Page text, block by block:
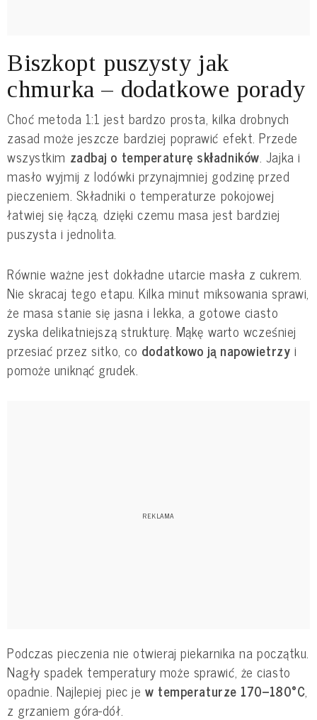
Biszkopt puszysty jak
chmurka – dodatkowe porady
Choć metoda 1:1 jest bardzo prosta, kilka drobnych
zasad może jeszcze bardziej poprawić efekt. Przede
wszystkim zadbaj o temperaturę składników. Jajka i
masło wyjmij z lodówki przynajmniej godzinę przed
pieczeniem. Składniki o temperaturze pokojowej
łatwiej się łączą, dzięki czemu masa jest bardziej
puszysta i jednolita.
Równie ważne jest dokładne utarcie masła z cukrem.
Nie skracaj tego etapu. Kilka minut miksowania sprawi,
że masa stanie się jasna i lekka, a gotowe ciasto
zyska delikatniejszą strukturę. Mąkę warto wcześniej
przesiać przez sitko, co dodatkowo ją napowietrzy i
pomoże uniknąć grudek.
Podczas pieczenia nie otwieraj piekarnika na początku.
Nagły spadek temperatury może sprawić, że ciasto
opadnie. Najlepiej piec je w temperaturze 170–180°C,
z grzaniem góra-dół.